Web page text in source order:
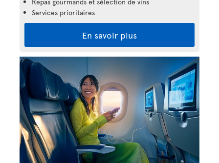
Services prioritaires
En savoir plus